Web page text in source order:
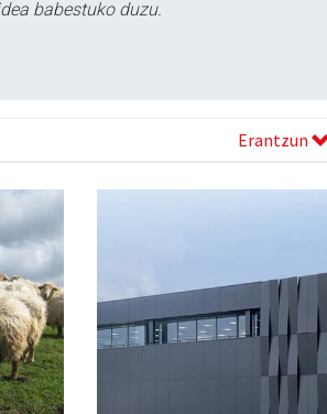
babestuko duzu.
Erantzun